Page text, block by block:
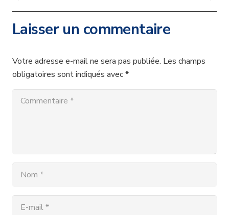
Laisser un commentaire
Votre adresse e-mail ne sera pas publiée. Les champs
obligatoires sont indiqués avec*